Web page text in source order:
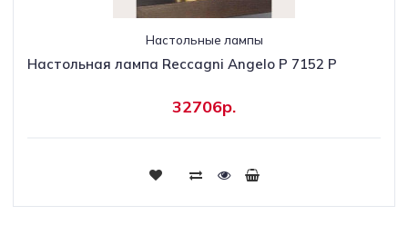
Настольные лампы
Настольная лампа Reccagni Angelo P 7152 P
32706р.